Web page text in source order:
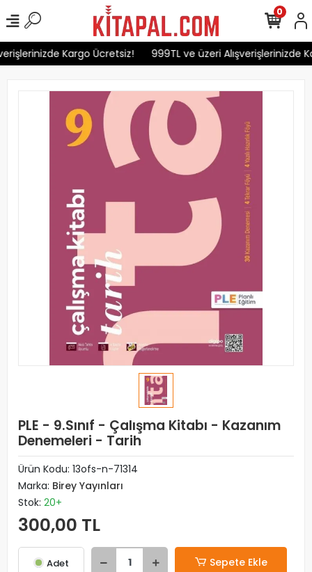
Kargo Ücretsiz! 999TL ve üzeri Alışverişlerinizde
0
PLE - 9.Sınıf - Çalışma Kitabı - Kazanım
Denemeleri - Tarih
Ürün Kodu: 13ofs-n-71314
Marka: Birey Yayınları
Stok: 20+
300,00 TL
Adet Sepete Ekle